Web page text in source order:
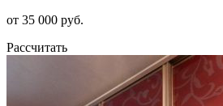
от 35 000 руб.
Рассчитать